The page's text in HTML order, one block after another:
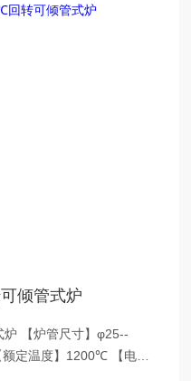
倾管式炉
【炉管尺寸】φ25--